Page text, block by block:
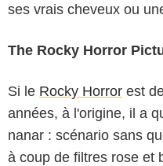
ses vrais cheveux ou
The Rocky Horror
Si le Rocky Horror est
années, à l'origine, il a
nanar : scénario sans
à coup de filtres rose et